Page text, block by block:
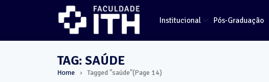
Institucional Pós-Graduação
TAG: SAÚDE
Home › Tagged "saúde"(Page 14)